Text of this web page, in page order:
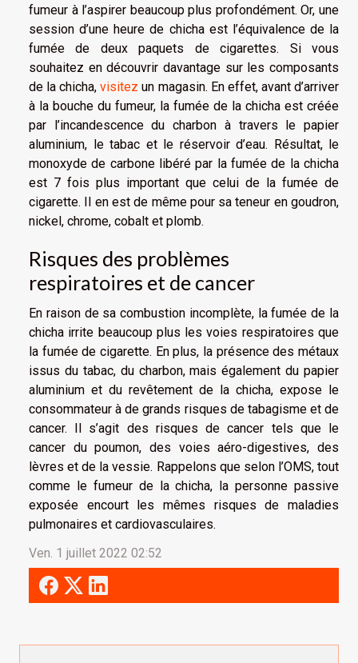
fumeur à l’aspirer beaucoup plus profondément. Or, une
session d’une heure de chicha est l’équivalence de la
fumée de deux paquets de cigarettes. Si vous
souhaitez en découvrir davantage sur les composants
de la chicha,visitez un magasin. En effet, avant d’arriver
à la bouche du fumeur, la fumée de la chicha est créée
par l’incandescence du charbon à travers le papier
aluminium, le tabac et le réservoir d’eau. Résultat, le
monoxyde de carbone libéré par la fumée de la chicha
est 7 fois plus important que celui de la fumée de
cigarette. Il en est de même pour sa teneur en goudron,
nickel, chrome, cobalt et plomb.
Risques des problèmes
respiratoires et de cancer
En raison de sa combustion incomplète, la fumée de la
chicha irrite beaucoup plus les voies respiratoires que
la fumée de cigarette. En plus, la présence des métaux
issus du tabac, du charbon, mais également du papier
aluminium et du revêtement de la chicha, expose le
consommateur à de grands risques de tabagisme et de
cancer. Il s’agit des risques de cancer tels que le
cancer du poumon, des voies aéro-digestives, des
lèvres et de la vessie. Rappelons que selon l’OMS, tout
comme le fumeur de la chicha, la personne passive
exposée encourt les mêmes risques de maladies
pulmonaires et cardiovasculaires.
Ven. 1 juillet 2022 02:52